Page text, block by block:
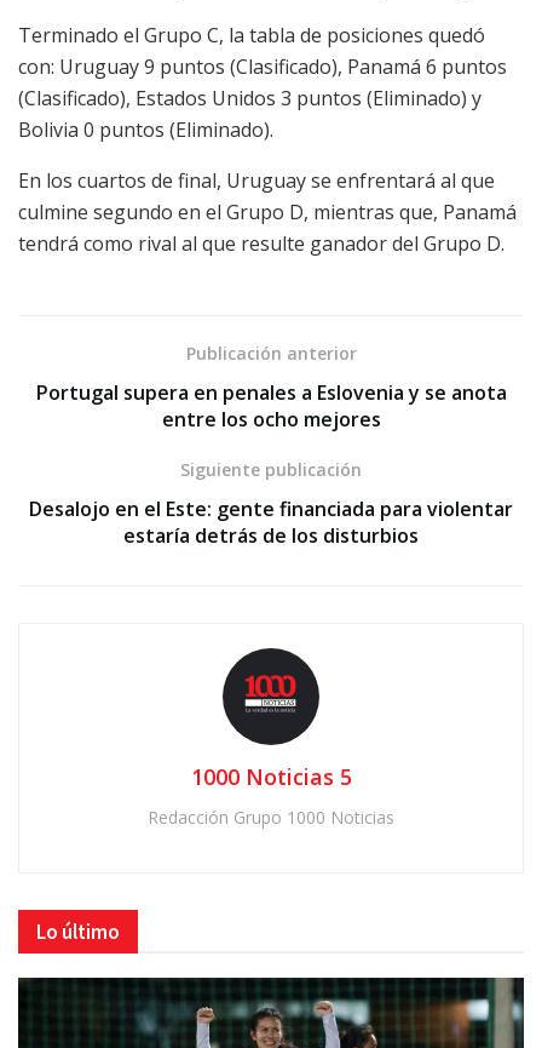
Terminado el Grupo C, la tabla de posiciones quedó
con: Uruguay 9 puntos (Clasificado), Panamá 6 puntos
(Clasificado), Estados Unidos 3 puntos (Eliminado) y
Bolivia 0 puntos (Eliminado).
En los cuartos de final, Uruguay se enfrentará al que
culmine segundo en el Grupo D, mientras que, Panamá
tendrá como rival al que resulte ganador del Grupo D.
Publicación anterior
Portugal supera en penales a Eslovenia y se anota
entre los ocho mejores
Siguiente publicación
Desalojo en el Este: gente financiada para violentar
estaría detrás de los disturbios
1000 Noticias 5
Redacción Grupo 1000 Noticias
Lo último